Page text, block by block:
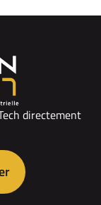
directement